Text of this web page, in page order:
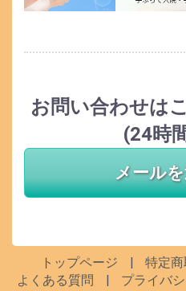
お問い合わせは
(24時
メール
トップページ
特定
よくある質問
プライバ